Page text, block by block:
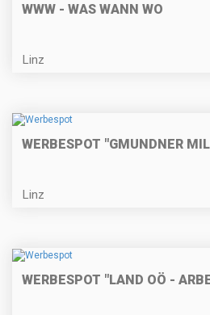
WWW - WAS WANN WO
Linz
WERBESPOT "GMUNDNER
Linz
WERBESPOT "LAND OÖ -